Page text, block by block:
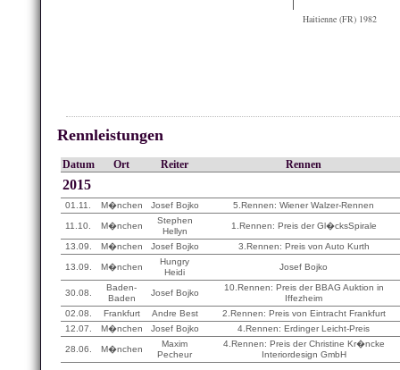
Haitienne (FR) 1982
Rennleistungen
Datum Ort Reiter Rennen
2015
01.11. M�nchen Josef Bojko 5.Rennen: Wiener Walzer-Rennen
11.10. M�nchen
Stephen
Hellyn
1.Rennen: Preis der Gl�cksSpirale
13.09. M�nchen Josef Bojko 3.Rennen: Preis von Auto Kurth
13.09. M�nchen
Hungry
Heidi
Josef Bojko
30.08.
Baden-
Baden
Josef Bojko
10.Rennen: Preis der BBAG Auktion in
Iffezheim
02.08.
Frankfurt Andre Best
2.Rennen: Preis von Eintracht Frankfurt
12.07.
M�nchen Josef Bojko 4.Rennen: Erdinger Leicht-Preis
28.06. M�nchen
Maxim
Pecheur
4.Rennen: Preis der Christine Kr�ncke
Interiordesign GmbH